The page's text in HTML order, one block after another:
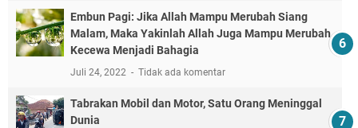
Embun Pagi: Jika Allah Mampu Merubah Siang
Malam, Maka Yakinlah Allah Juga Mampu Merubah
Kecewa Menjadi Bahagia
Juli 24, 2022 Tidak ada komentar
Tabrakan Mobil dan Motor, Satu Orang Meninggal
Dunia